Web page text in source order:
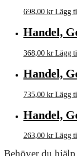
698,00 kr Lägg
Handel,
368,00 kr Lägg
Handel,
735,00 kr Lägg
Handel,
263,00 kr Lägg